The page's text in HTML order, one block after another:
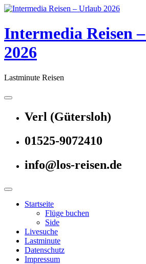
Skip
content
Intermedia Reisen
2026
Lastminute Reisen
Verl (Gütersloh)
01525-9072410
info@los-reisen.de
Startseite
Flüge buchen
Side
Livesuche
Lastminute
Datenschutz
Impressum